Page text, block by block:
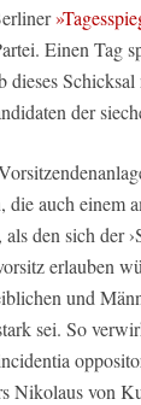
Einen Tag
dieses
der
auch einem
den sich der
erlauben
und
sei. So
Nikolaus von